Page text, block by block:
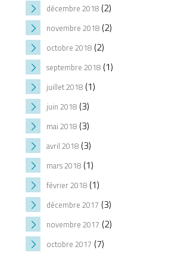
décembre 2018(2)
novembre 2018(2)
octobre 2018(2)
septembre 2018(1)
juillet 2018(1)
juin 2018(3)
mai 2018(3)
avril 2018(3)
mars 2018(1)
février 2018(1)
décembre 2017 (3)
novembre 2017 (2)
octobre 2017 (7)